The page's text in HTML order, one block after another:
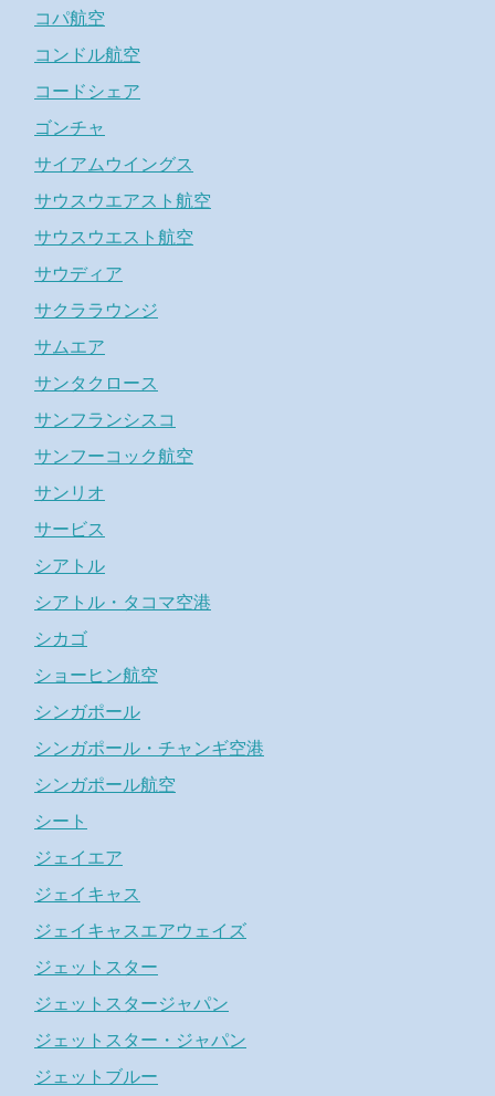
コパ航空
コンドル航空
コードシェア
ゴンチャ
サイアムウイングス
サウスウエアスト航空
サウスウエスト航空
サウディア
サクララウンジ
サムエア
サンタクロース
サンフランシスコ
サンフーコック航空
サンリオ
サービス
シアトル
シアトル・タコマ空港
シカゴ
ショーヒン航空
シンガポール
シンガポール・チャンギ空港
シンガポール航空
シート
ジェイエア
ジェイキャス
ジェイキャスエアウェイズ
ジェットスター
ジェットスタージャパン
ジェットスター・ジャパン
ジェットブルー